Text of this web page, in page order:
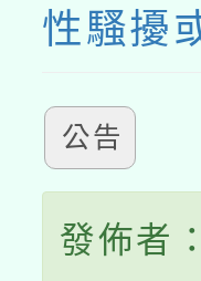
性騷擾
公告
發佈者